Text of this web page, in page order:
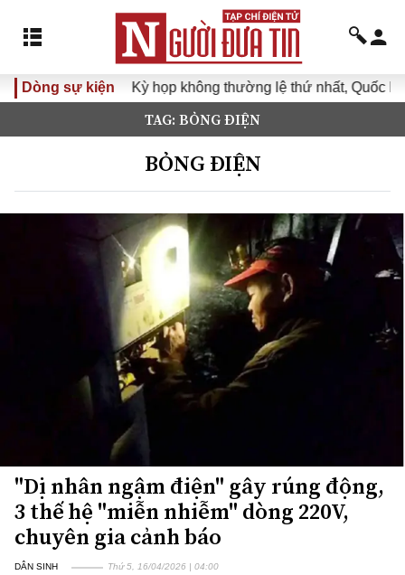
Dòng sự kiệnKỳ họp không thường lệ thứ nhất, Quốc hội
TAG: BỎNG ĐIỆN
BỎNG ĐIỆN
"Dị nhân ngậm điện" gây rúng động,
3 thế hệ "miễn nhiễm" dòng 220V,
chuyên gia cảnh báo
DÂN SINH Thứ 5, 16/04/2026 | 04:00